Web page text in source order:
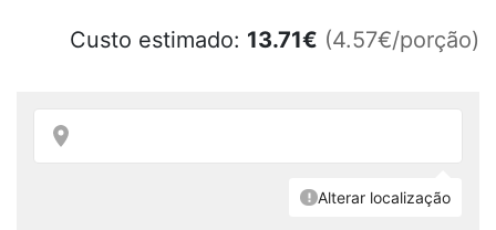
Custo estimado: 13.71€ (4.57€/porção)